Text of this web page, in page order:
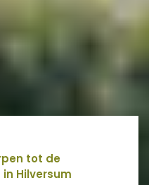
tot de
Hilversum